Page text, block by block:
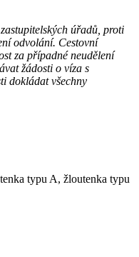
úřadů, proti
odvolání. Cestovní
za případné neudělení
žádosti o víza s
dokládat všechny
typu A, žloutenka typu